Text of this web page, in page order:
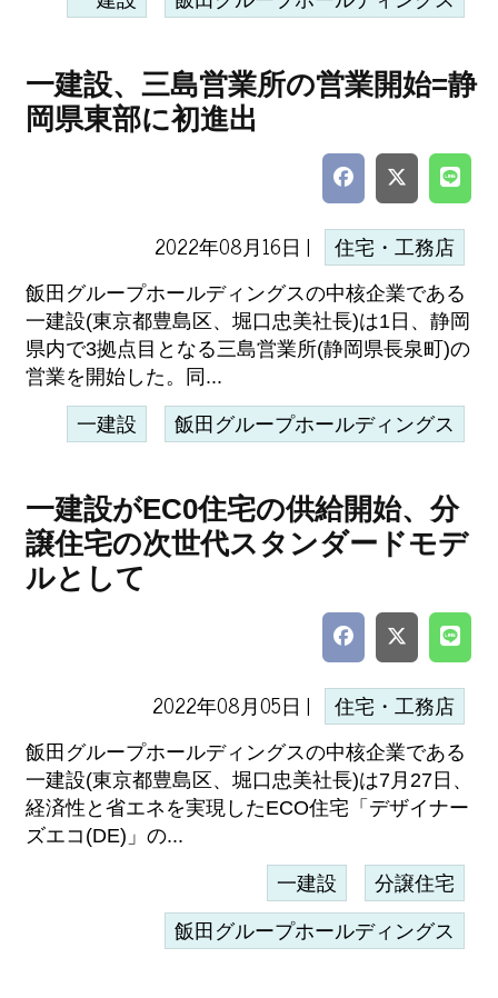
一建設、三島営業所の営業開始=静
岡県東部に初進出
2022年08月16日 | 住宅・工務店
飯田グループホールディングスの中核企業である
一建設(東京都豊島区、堀口忠美社長)は1日、静岡
県内で3拠点目となる三島営業所(静岡県長泉町)の
営業を開始した。同...
一建設 飯田グループホールディングス
一建設がEC0住宅の供給開始、分
譲住宅の次世代スタンダードモデ
ルとして
2022年08月05日 | 住宅・工務店
飯田グループホールディングスの中核企業である
一建設(東京都豊島区、堀口忠美社長)は7月27日、
経済性と省エネを実現したECO住宅「デザイナー
ズエコ(DE)」の...
一建設 分譲住宅
飯田グループホールディングス